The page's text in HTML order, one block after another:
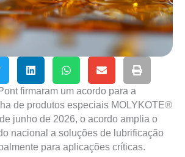
firmaram um acordo para a
de produtos especiais MOLYKOTE®
junho de 2026, o acordo amplia o
nacional a soluções de lubrificação
para aplicações críticas.